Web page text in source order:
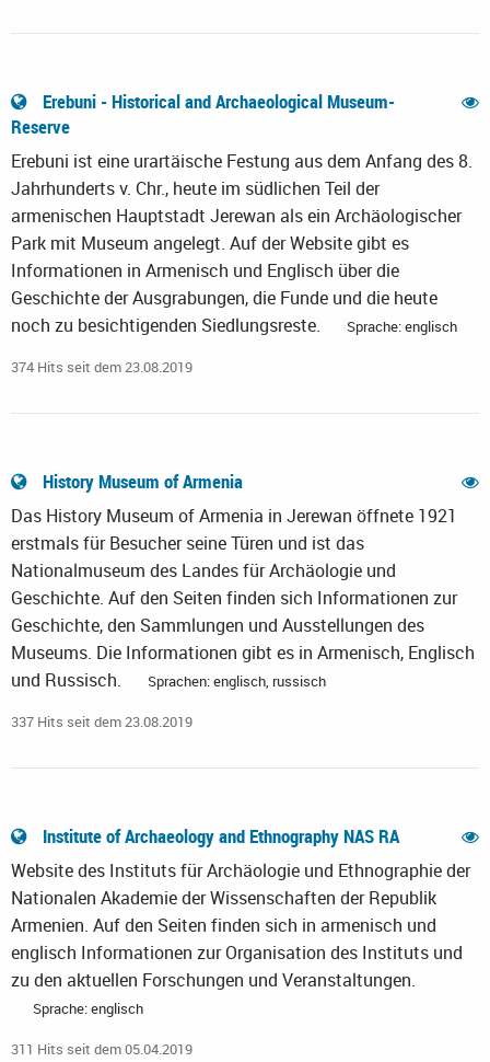
Erebuni - Historical and Archaeological Museum-
Reserve
Erebuni ist eine urartäische Festung aus dem Anfang des 8.
Jahrhunderts v. Chr., heute im südlichen Teil der
armenischen Hauptstadt Jerewan als ein Archäologischer
Park mit Museum angelegt. Auf der Website gibt es
Informationen in Armenisch und Englisch über die
Geschichte der Ausgrabungen, die Funde und die heute
noch zu besichtigenden Siedlungsreste.
Sprache: englisch
374 Hits seit dem 23.08.2019
History Museum of Armenia
Das History Museum of Armenia in Jerewan öffnete 1921
erstmals für Besucher seine Türen und ist das
Nationalmuseum des Landes für Archäologie und
Geschichte. Auf den Seiten finden sich Informationen zur
Geschichte, den Sammlungen und Ausstellungen des
Museums. Die Informationen gibt es in Armenisch, Englisch
und Russisch.
Sprachen: englisch, russisch
337 Hits seit dem 23.08.2019
Institute of Archaeology and Ethnography NAS RA
Website des Instituts für Archäologie und Ethnographie der
Nationalen Akademie der Wissenschaften der Republik
Armenien. Auf den Seiten finden sich in armenisch und
englisch Informationen zur Organisation des Instituts und
zu den aktuellen Forschungen und Veranstaltungen.
Sprache: englisch
311 Hits seit dem 05.04.2019